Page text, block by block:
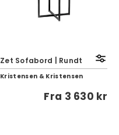
Zet Sofabord | Rundt
Kristensen & Kristensen
Fra 3 630 kr